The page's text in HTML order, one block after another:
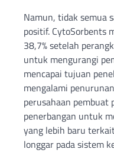
Namun, tidak semua
positif. CytoSorbents
38,7% setelah
untuk mengurangi
mencapai tujuan
mengalami
perusahaan pembuat
penerbangan untuk
yang lebih baru
longgar pada sistem